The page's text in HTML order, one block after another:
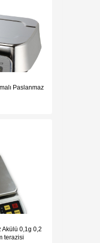
Paslanmaz
Akülü 0,1g 0,2
terazisi